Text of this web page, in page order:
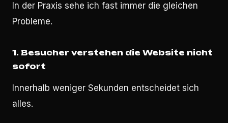
In der Praxis sehe ich fast immer die gleichen
Probleme.
1. Besucher verstehen die Website nicht
sofort
Innerhalb weniger Sekunden entscheidet sich
alles.